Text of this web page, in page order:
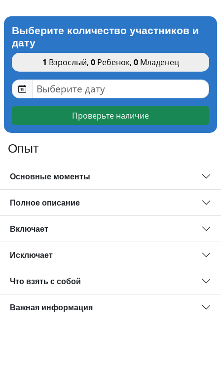
Выберите количество участников и
дату
1 Взрослый, 0Ребенок, 0Младенец
Проверьте наличие
Опыт
Основные моменты
Полное описание
Включает
Исключает
Что взять с собой
Важная информация